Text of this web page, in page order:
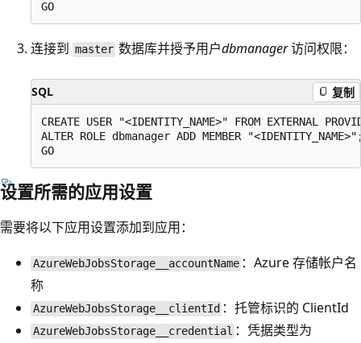
连接到 master 数据库并授予用户dbmanager访问权限：
SQL 复制
CREATE USER "<IDENTITY_NAME>" FROM EXTERNAL
ALTER ROLE dbmanager ADD MEMBER
设置所需的应用设置
需要将以下应用设置添加到应用：
AzureWebJobsStorage__accountName ：Azure 存储帐户名
称
AzureWebJobsStorage__clientId ：托管标识的 ClientId
AzureWebJobsStorage__credential ：凭据类型为